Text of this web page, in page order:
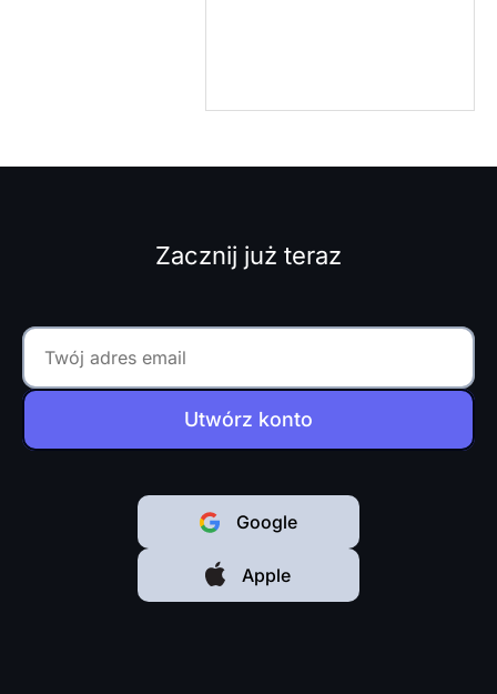
Zacznij już teraz
Utwórz konto
Google
Apple